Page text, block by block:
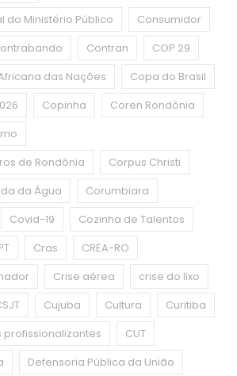
do Ministério Público
Consumidor
Contran
COP 29
das Nações
Copa do Brasil
Copinha
Coren Rondônia
de Rondônia
Corpus Christi
da Água
Corumbiara
Covid-19
Cozinha de Talentos
Cras
CREA-RO
Crise aérea
crise do lixo
Cujuba Cultura
Curitiba
profissionalizantes
CUT
Defensoria Pública da União